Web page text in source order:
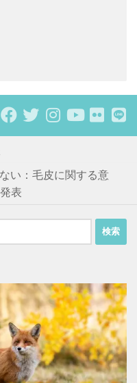
い：毛皮に関する意
表